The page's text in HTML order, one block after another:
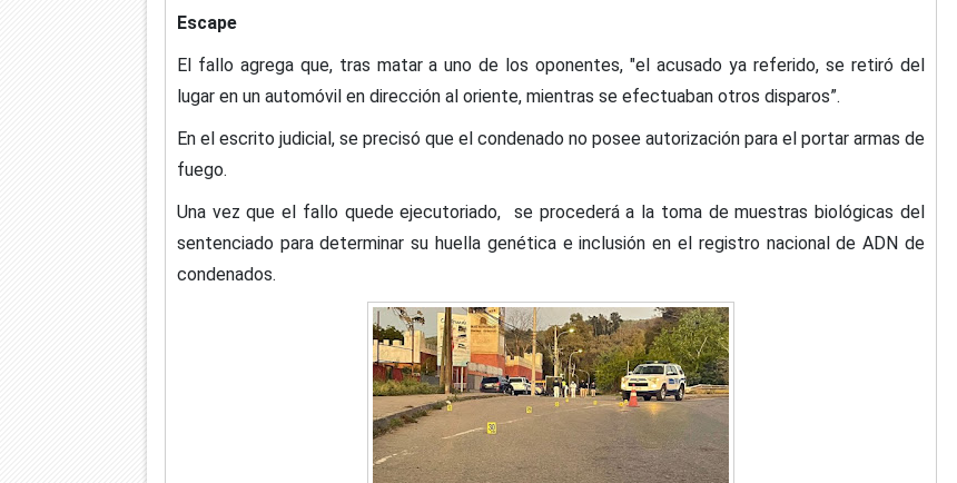
Escape
El fallo agrega que, tras matar a uno de los oponentes, "el acusado ya referido, se retiró del
lugar en un automóvil en dirección al oriente, mientras se efectuaban otros disparos”.
En el escrito judicial, se precisó que el condenado no posee autorización para el portar armas de
fuego.
Una vez que el fallo quede ejecutoriado, se procederá a la toma de muestras biológicas del
sentenciado para determinar su huella genética e inclusión en el registro nacional de ADN de
condenados.